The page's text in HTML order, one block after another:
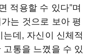
적용할 수 있다”며
는 것으로 보아 평
데, 자신이 신체적
통을 느꼈을 수 있